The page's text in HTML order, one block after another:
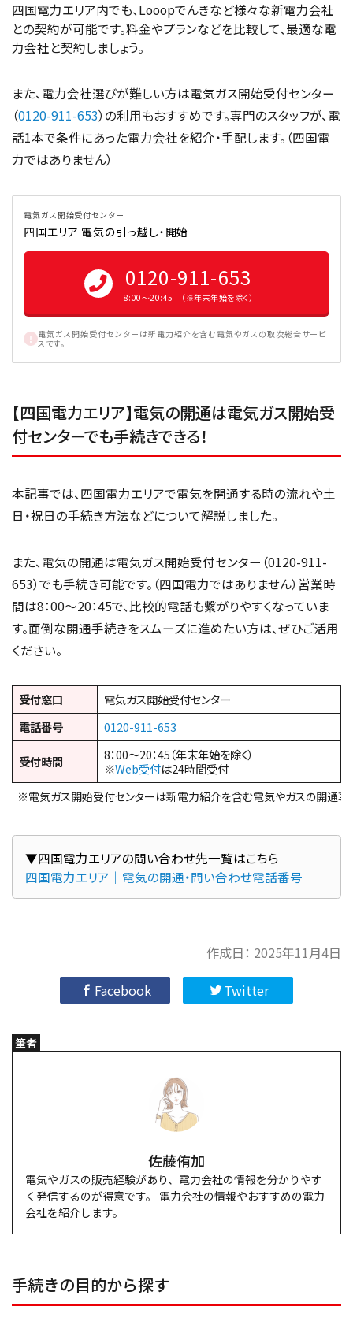
四国電力エリア内でも、Looopでんきなど様々な新電力会社
との契約が可能です。料金やプランなどを比較して、最適な電
力会社と契約しましょう。
また、電力会社選びが難しい方は電気ガス開始受付センター
（0120-911-653）の利用もおすすめです。専門のスタッフが、電
話1本で条件にあった電力会社を紹介・手配します。（四国電
力ではありません）
電気ガス開始受付センター
四国エリア 電気の引っ越し・開始
0120-911-653
8:00〜20:45 （※年末年始を除く）
電気ガス開始受付センターは新電力紹介を含む電気やガスの取次総合サービ
スです。
【四国電力エリア】電気の開通は電気ガス開始受
付センターでも手続きできる！
本記事では、四国電力エリアで電気を開通する時の流れや土
日・祝日の手続き方法などについて解説しました。
また、電気の開通は電気ガス開始受付センター（0120-911-
653）でも手続き可能です。（四国電力ではありません）営業時
間は8：00〜20：45で、比較的電話も繋がりやすくなっていま
す。面倒な開通手続きをスムーズに進めたい方は、ぜひご活用
ください。
受付窓口
電気ガス開始受付センター
電話番号
0120-911-653
受付時間
8：00～20：45（年末年始を除く）
※Web受付は24時間受付
※電気ガス開始受付センターは新電力紹介を含む電気やガスの開通専
▼四国電力エリアの問い合わせ先一覧はこちら
四国電力エリア｜電気の開通・問い合わせ電話番号
作成日： 2025年11月4日
Facebook
Twitter
筆者
佐藤侑加
電気やガスの販売経験があり、電力会社の情報を分かりやす
く発信するのが得意です。 電力会社の情報やおすすめの電力
会社を紹介します。
手続きの目的から探す